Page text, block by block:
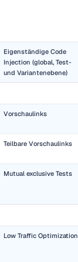
Eigenständige Code
Injection (global, Test-
und Variantenebene)
Vorschaulinks
Teilbare Vorschaulinks
Mutual exclusive Tests
Low Traffic Optimization